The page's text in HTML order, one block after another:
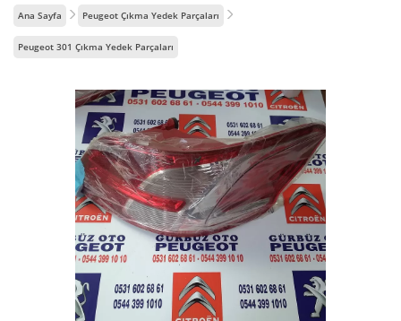
Ana Sayfa Peugeot Çıkma Yedek Parçaları
Peugeot 301 Çıkma Yedek Parçaları